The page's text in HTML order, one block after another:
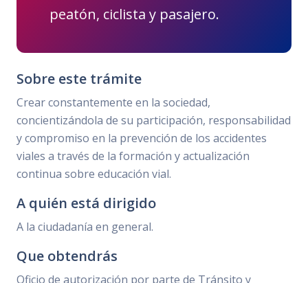
peatón, ciclista y pasajero.
Sobre este trámite
Crear constantemente en la sociedad,
concientizándola de su participación, responsabilidad
y compromiso en la prevención de los accidentes
viales a través de la formación y actualización
continua sobre educación vial.
A quién está dirigido
A la ciudadanía en general.
Que obtendrás
Oficio de autorización por parte de Tránsito y